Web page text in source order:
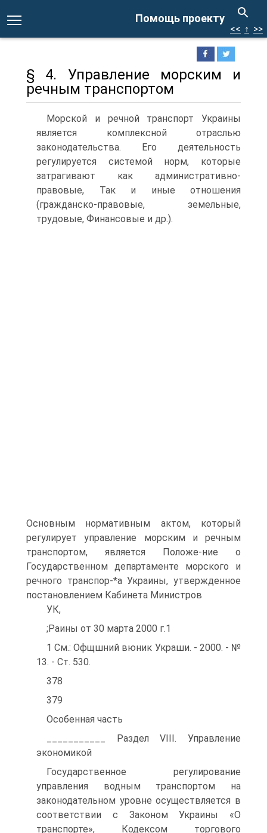
Помощь проекту
<< ↑ >>
§ 4. Управление морским и
речным транспортом
Морской и речной транспорт Украины
является комплексной отраслью
законодательства. Его деятельность
регулируется системой норм, которые
затрагивают как административно-
правовые, Так и иные отношения
(гражданско-правовые, земельные,
трудовые, Финансовые и др.).
Основным нормативным актом, который
регулирует управление морским и речным
транспортом, является Положе-ние о
Государственном департаменте морского и
речного транспор-*а Украины, утвержденное
постановлением Кабинета Министров
УК,
;Раины от 30 марта 2000 г.1
1 См.: Офщшний вюник Украши. - 2000. - №
13. - Ст. 530.
378
379
Особенная часть
___________ Раздел VIII. Управление
экономикой
Государственное регулирование
управления водным транспортом на
законодательном уровне осуществляется в
соответствии с Законом Украины «О
транспорте», Кодексом торгового